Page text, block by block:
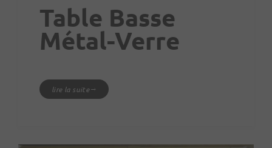
Table Basse
Métal-Verre
lire la suite